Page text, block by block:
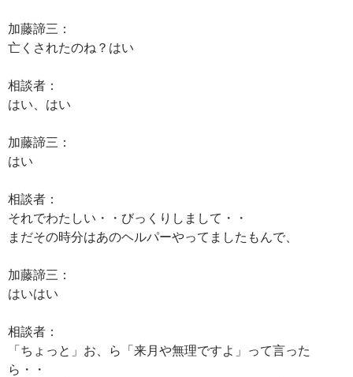
加藤諦三：
亡くされたのね？はい
相談者：
はい、はい
加藤諦三：
はい
相談者：
それでわたしい・・びっくりしまして・・
まだその時分はあのヘルパーやってましたもんで、
加藤諦三：
はいはい
相談者：
「ちょっと」お、ら「来月や無理ですよ」って言った
ら・・